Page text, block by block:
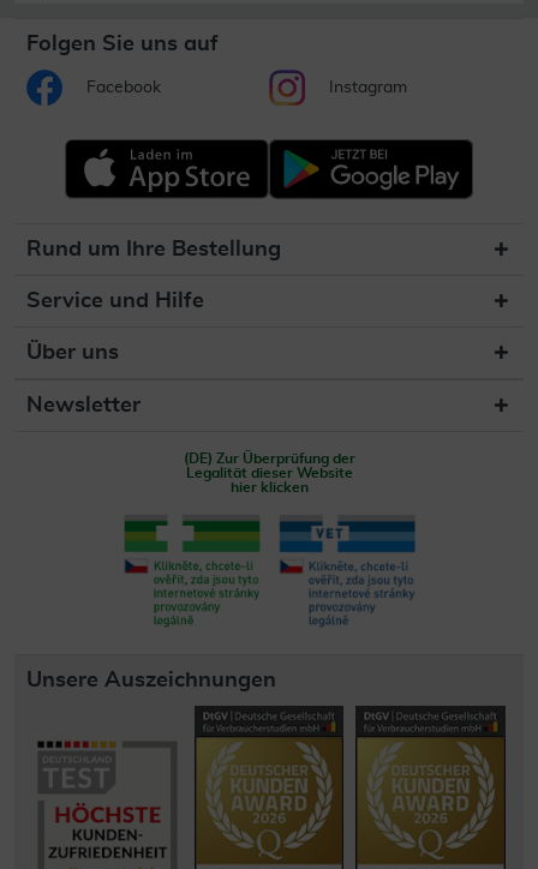
Folgen Sie uns auf
Facebook Instagram
Rund um Ihre Bestellung
Service und Hilfe
Über uns
Newsletter
(DE) Zur Überprüfung der
Legalität dieser Website
hier klicken
Unsere Auszeichnungen